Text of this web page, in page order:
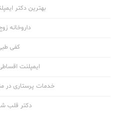
بهترین دکتر
داروخانه
کفی
ایمپلنت
خدمات پرستاری در
دکتر قلب